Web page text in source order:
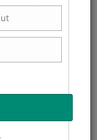
el
en el uso del
la oferta de
de los huertos.